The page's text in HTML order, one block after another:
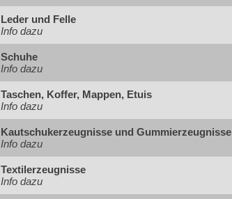
Leder und Felle
Info dazu
Schuhe
Info dazu
Taschen, Koffer, Mappen, Etuis
Info dazu
Kautschukerzeugnisse und Gummierzeugnisse
Info dazu
Textilerzeugnisse
Info dazu